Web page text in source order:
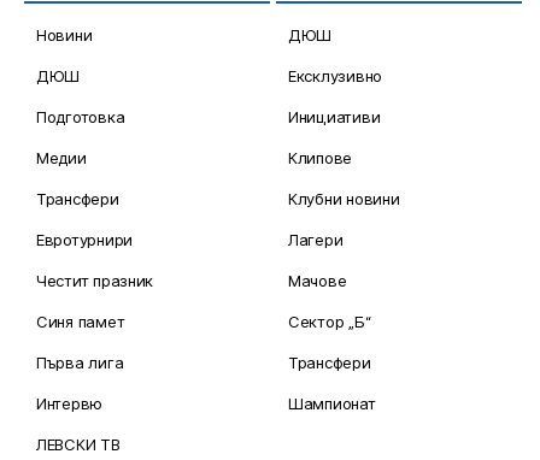
Новини
ДЮШ
Подготовка
Медии
Трансфери
Евротурнири
Честит празник
Синя памет
Първа лига
Интервю
ЛЕВСКИ ТВ
ДЮШ
Ексклузивно
Инициативи
Клипове
Клубни новини
Лагери
Мачове
Сектор „Б“
Трансфери
Шампионат